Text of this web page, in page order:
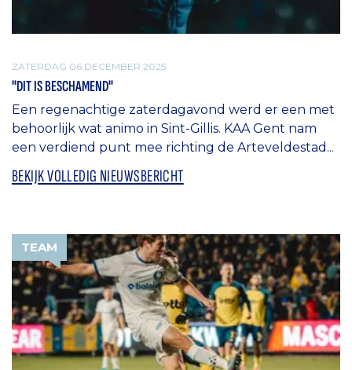
ZATERDAG 06 DECEMBER 2025
"DIT IS BESCHAMEND"
Een regenachtige zaterdagavond werd er een met
behoorlijk wat animo in Sint-Gillis. KAA Gent nam
een verdiend punt mee richting de Arteveldestad...
BEKIJK VOLLEDIG NIEUWSBERICHT
TEAM